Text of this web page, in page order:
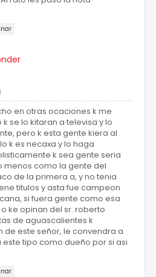
en otras ocaciones k me
se lo kitaran a televisa y lo
pero k esta gente kiera al
k es necaxa y lo haga
k sea gente seria
menos como la gente del
de la primera a, y no tenia
titulos y asta fue campeon
si fuera gente como esa
ke opinan del sr. roberto
de aguascalientes k
de este señor, le convendra a
tipo como dueño por si asi